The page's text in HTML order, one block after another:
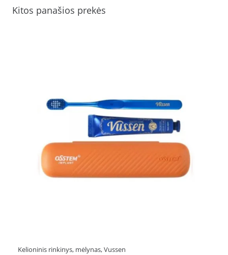
dantų
Kitos panašios prekės
Kelioninis rinkinys, mėlynas, Vussen